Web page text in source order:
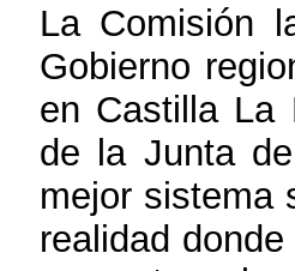
La Comisión
Gobierno
en Castilla La
de
la Juntade
mejor sistema
realidad